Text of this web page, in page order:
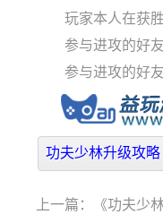
玩家本人在获胜
参与进攻的好友
参与进攻的好友
功夫少林升级攻略
上一篇：
《功夫少